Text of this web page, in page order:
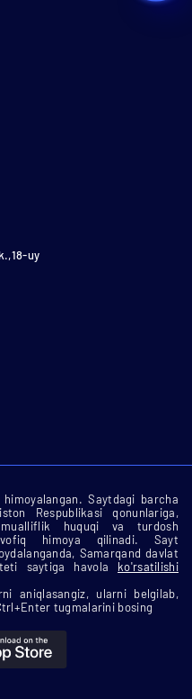
uy
Saytdagi barcha
Respublikasi qonunlariga,
huquqi va turdosh
himoya qilinadi. Sayt
Samarqand davlat
saytiga havola ko'rsatilishi
aniqlasangiz, ularni belgilab,
tugmalarini bosing